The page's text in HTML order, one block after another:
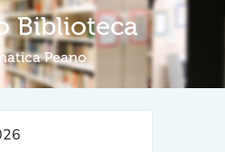
Biblioteca
Peano